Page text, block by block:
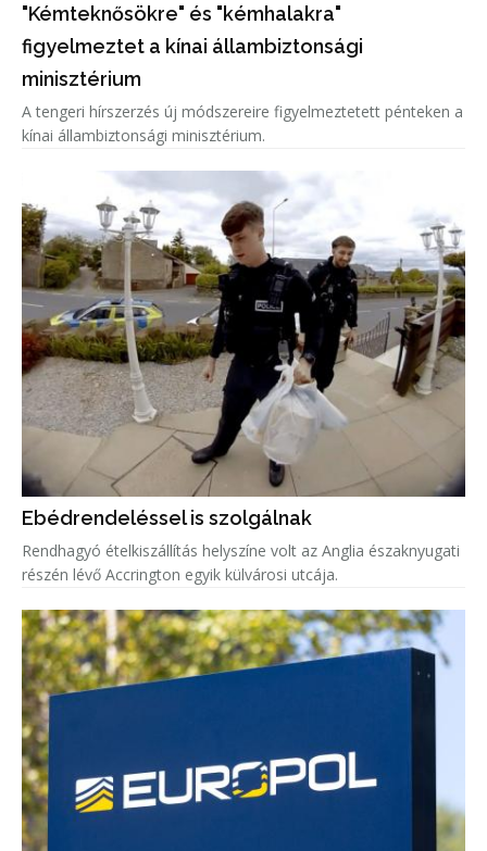
"Kémteknősökre" és "kémhalakra"
figyelmeztet a kínai állambiztonsági
minisztérium
A tengeri hírszerzés új módszereire figyelmeztetett pénteken a
kínai állambiztonsági minisztérium.
Ebédrendeléssel is szolgálnak
Rendhagyó ételkiszállítás helyszíne volt az Anglia északnyugati
részén lévő Accrington egyik külvárosi utcája.